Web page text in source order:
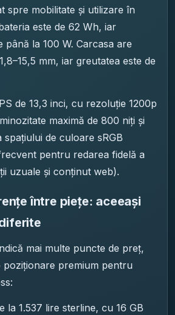
spre mobilitate și utilizare în
este de 62 Wh, iar
până la 100 W. Carcasa are
mm, iar greutatea este de
de 13,3 inci, cu rezoluție 1200p
maximă de 800 niți și
de culoare sRGB
pentru redarea fidelă a
uzuale și conținut web).
între piețe: aceeași
mai multe puncte de preț,
poziționare premium pentru
la 1.537 lire sterline, cu 16 GB